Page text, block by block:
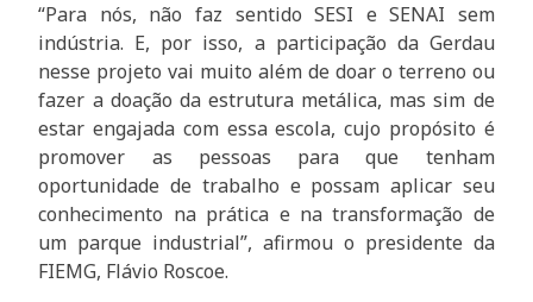
“Para nós, não faz sentido SESI e SENAI sem
indústria. E, por isso, a participação da Gerdau
nesse projeto vai muito além de doar o terreno ou
fazer a doação da estrutura metálica, mas sim de
estar engajada com essa escola, cujo propósito é
promover as pessoas para que tenham
oportunidade de trabalho e possam aplicar seu
conhecimento na prática e na transformação de
um parque industrial”, afirmou o presidente da
FIEMG, Flávio Roscoe.